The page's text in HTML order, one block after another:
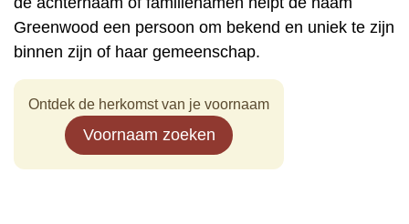
Greenwood een persoon om bekend en uniek te zijn
binnen zijn of haar gemeenschap.
Ontdek de herkomst van je voornaam
Voornaam zoeken